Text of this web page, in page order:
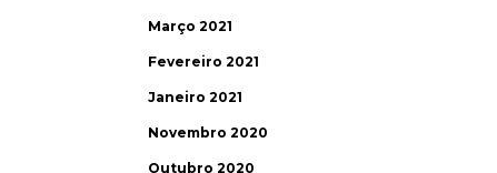
Março 2021
Fevereiro 2021
Janeiro 2021
Novembro 2020
Outubro 2020